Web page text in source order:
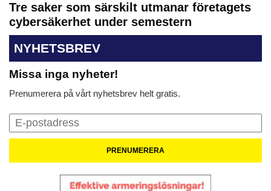
Tre saker som särskilt utmanar företagets
cybersäkerhet under semestern
NYHETSBREV
Missa inga nyheter!
Prenumerera på vårt nyhetsbrev helt gratis.